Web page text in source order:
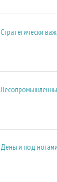
Стратегически
Деньги под ногами